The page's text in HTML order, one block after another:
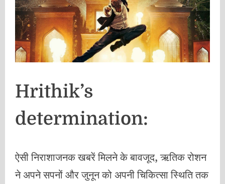
Hrithik’s
determination:
ऐसी निराशाजनक खबरें मिलने के बावजूद, ऋतिक रोशन
ने अपने सपनों और जुनून को अपनी चिकित्सा स्थिति तक